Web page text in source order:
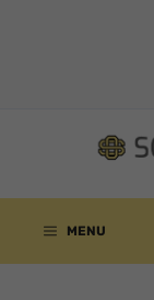
contenuto
MENU